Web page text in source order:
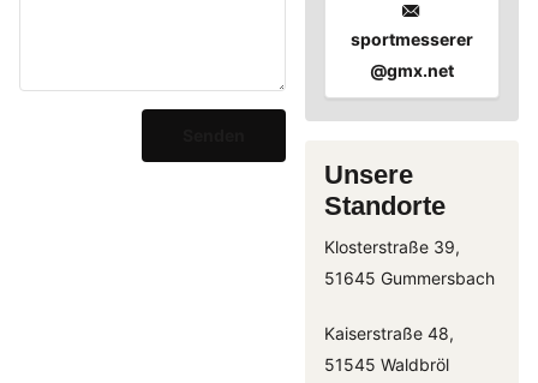
sportmesserer
@gmx.net
Unsere
Standorte
Klosterstraße 39,
51645 Gummersbach
Kaiserstraße 48,
51545 Waldbröl